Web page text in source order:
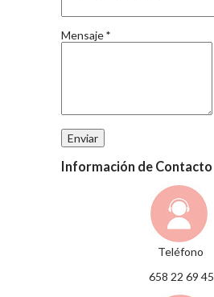
Mensaje*
Información de Contacto
Teléfono
658 22 69 45